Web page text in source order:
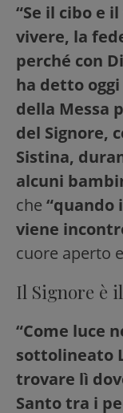
“Se il cibo e
vivere, la
perché con
ha detto oggi
della Messa
del Signore,
Sistina,
alcuni
che “quando
viene
cuore aperto
Il Signore è
“Come luce
sottolineato
trovare lì
Santo tra i